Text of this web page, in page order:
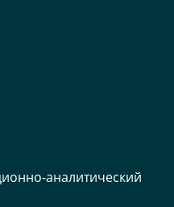
аналитический